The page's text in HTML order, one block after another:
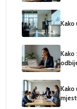
Kako
Kako
Kako